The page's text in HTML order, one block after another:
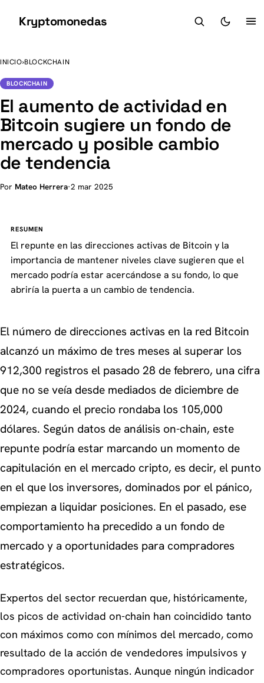
Kryptomonedas
INICIO›BLOCKCHAIN
BLOCKCHAIN
El aumento de actividad en
Bitcoin sugiere un fondo de
mercado y posible cambio
de tendencia
Por Mateo Herrera·2 mar 2025
RESUMEN
El repunte en las direcciones activas de Bitcoin y la
importancia de mantener niveles clave sugieren que el
mercado podría estar acercándose a su fondo, lo que
abriría la puerta a un cambio de tendencia.
El número de direcciones activas en la red Bitcoin
alcanzó un máximo de tres meses al superar los
912,300 registros el pasado 28 de febrero, una cifra
que no se veía desde mediados de diciembre de
2024, cuando el precio rondaba los 105,000
dólares. Según datos de análisis on-chain, este
repunte podría estar marcando un momento de
capitulación en el mercado cripto, es decir, el punto
en el que los inversores, dominados por el pánico,
empiezan a liquidar posiciones. En el pasado, ese
comportamiento ha precedido a un fondo de
mercado y a oportunidades para compradores
estratégicos.
Expertos del sector recuerdan que, históricamente,
los picos de actividad on-chain han coincidido tanto
con máximos como con mínimos del mercado, como
resultado de la acción de vendedores impulsivos y
compradores oportunistas. Aunque ningún indicador